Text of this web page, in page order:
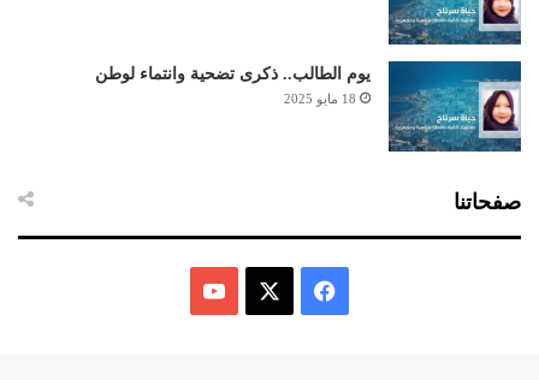
يوم الطالب.. ذكرى تضحية وانتماء لوطن
18 مايو 2025
صفحاتنا